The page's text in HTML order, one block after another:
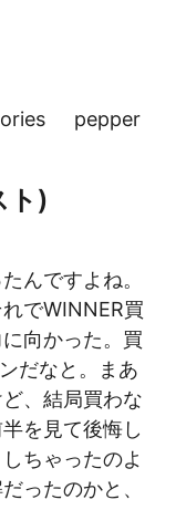
pepper
ト)
んですよね。
でWINNER買
向かった。買
だなと。まあ
、結局買わな
を見て後悔し
ちゃったのよ
ったのかと、